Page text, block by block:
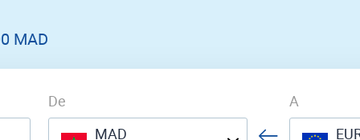
MAD
De
MAD
A